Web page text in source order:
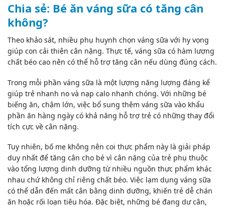
Chia sẻ: Bé ăn váng sữa có tăng cân
không?
Theo khảo sát, nhiều phụ huynh chọn váng sữa với hy vọng
giúp con cải thiện cân nặng. Thực tế, váng sữa có hàm lượng
chất béo cao nên có thể hỗ trợ tăng cân nếu dùng đúng cách.
Trong mỗi phần váng sữa là một lượng năng lượng đáng kể
giúp trẻ nhanh no và nạp calo nhanh chóng. Với những bé
biếng ăn, chậm lớn, việc bổ sung thêm váng sữa vào khẩu
phần ăn hàng ngày có khả năng hỗ trợ trẻ có những thay đổi
tích cực về cân nặng.
Tuy nhiên, bố mẹ không nên coi thực phẩm này là giải pháp
duy nhất để tăng cân cho bé vì cân nặng của trẻ phụ thuộc
vào tổng lượng dinh dưỡng từ nhiều nguồn thực phẩm khác
nhau chứ không chỉ riêng chất béo. Việc lạm dụng váng sữa
có thể dẫn đến mất cân bằng dinh dưỡng, khiến trẻ dễ chán
ăn hoặc rối loạn tiêu hóa. Đặc biệt, những bé đang dư cân,